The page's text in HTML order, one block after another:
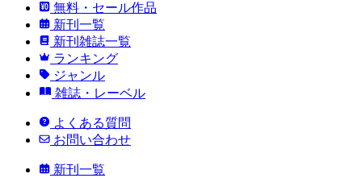
無料・セール作品
新刊一覧
新刊雑誌一覧
ランキング
ジャンル
雑誌・レーベル
よくある質問
お問い合わせ
新刊一覧